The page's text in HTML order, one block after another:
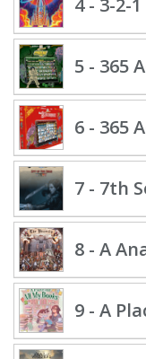
4 - 3-2-
5 - 365
6 - 365
7 - 7th
8 - A
9 - A